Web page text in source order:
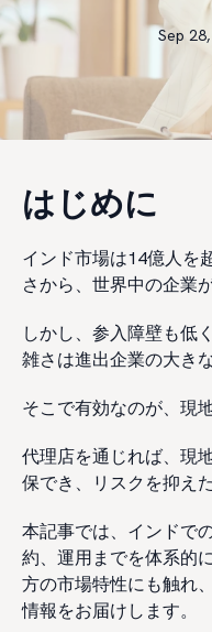
Sep
はじめに
インド市場は14億人を
さから、世界中の企業
しかし、参入障壁も低
雑さは進出企業の大き
そこで有効なのが、現
代理店を通じれば、現
保でき、リスクを抑え
本記事では、インドで
約、運用までを体系的
方の市場特性にも触れ
情報をお届けします。